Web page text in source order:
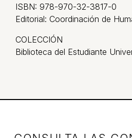
ISBN: 978-970-32-3817-0
Editorial: Coordinación de
COLECCIÓN
Biblioteca del Estudiante